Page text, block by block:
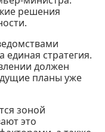
решения
стратегия.
должен
планы уже
зоной
это